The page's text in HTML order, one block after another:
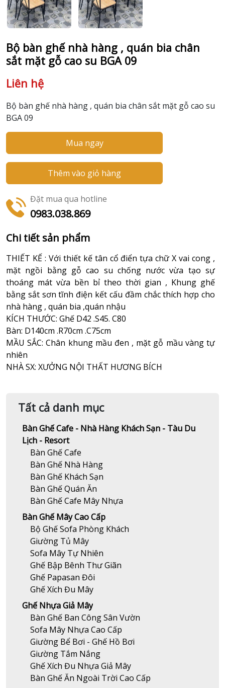
Bộ bàn ghế nhà hàng , quán bia chân
sắt mặt gỗ cao su BGA 09
Liên hệ
Bộ bàn ghế nhà hàng , quán bia chân sắt mặt gỗ cao su
BGA 09
Mua ngay
Thêm vào giỏ hàng
Đặt mua qua hotline
0983.038.869
Chi tiết sản phẩm
THIẾT KẾ : Với thiết kế tân cổ điển tựa chữ X vai cong ,
mặt ngồi bằng gỗ cao su chống nước vừa tạo sự
thoáng mát vừa bền bỉ theo thời gian , Khung ghế
bằng sắt sơn tĩnh điện kết cấu đầm chắc thích hợp cho
nhà hàng , quán bia ,quán nhậu
KÍCH THƯỚC: Ghế D42 .S45. C80
Bàn: D140cm .R70cm .C75cm
MẦU SẮC: Chân khung mầu đen , mặt gỗ mầu vàng tự
nhiên
NHÀ SX: XƯỞNG NỘI THẤT HƯƠNG BÍCH
Tất cả danh mục
Bàn Ghế Cafe - Nhà Hàng Khách Sạn - Tàu Du
Lịch - Resort
Bàn Ghế Cafe
Bàn Ghế Nhà Hàng
Bàn Ghế Khách Sạn
Bàn Ghế Quán Ăn
Bàn Ghế Cafe Mây Nhựa
Bàn Ghế Mây Cao Cấp
Bộ Ghế Sofa Phòng Khách
Giường Tủ Mây
Sofa Mây Tự Nhiên
Ghế Bập Bênh Thư Giãn
Ghế Papasan Đôi
Ghế Xích Đu Mây
Ghế Nhựa Giả Mây
Bàn Ghế Ban Công Sân Vườn
Sofa Mây Nhựa Cao Cấp
Giường Bể Bơi - Ghế Hồ Bơi
Giường Tắm Nắng
Ghế Xích Đu Nhựa Giả Mây
Bàn Ghế Ăn Ngoài Trời Cao Cấp